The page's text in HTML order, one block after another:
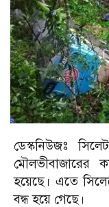
ডেস্কনিউজঃ
মৌলভীবাজারের
হয়েছে। এতে
বন্ধ হয়ে গেছে।